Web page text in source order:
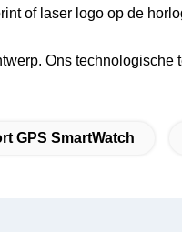
of laser logo op de
Ons
GPS SmartWatch